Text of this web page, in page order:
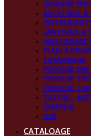
INGRIJIRE
BUCATARIE &
LANTERNE &
MARTISOARE
PLAJA &
POWERBANK
PRODUSE DIN
PRODUSE
PRODUSE
TEXTILE -
UMBRELE
USB
CATALOAGE